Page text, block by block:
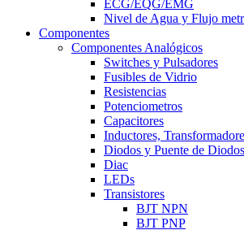
ECG/EQG/EMG
Nivel de Agua y Flujo
Componentes
Componentes Analógicos
Switches y Pulsadores
Fusibles de Vidrio
Resistencias
Potenciometros
Capacitores
Inductores,
Diodos y Puente de Diodos
Diac
LEDs
Transistores
BJT NPN
BJT PNP